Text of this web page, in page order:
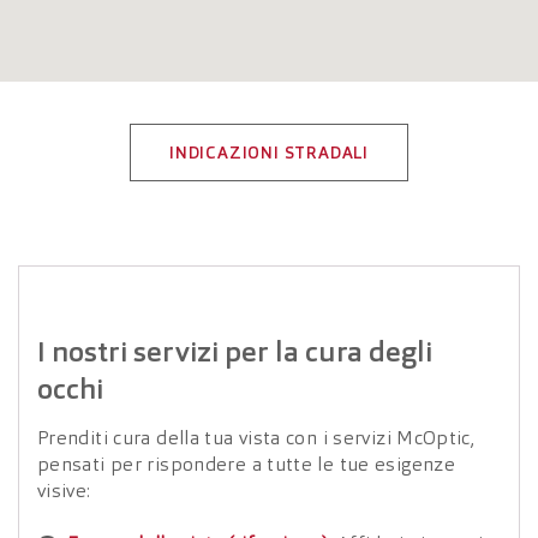
INDICAZIONI STRADALI
I nostri servizi per la cura degli
occhi
Prenditi cura della tua vista con i servizi McOptic,
pensati per rispondere a tutte le tue esigenze
visive: